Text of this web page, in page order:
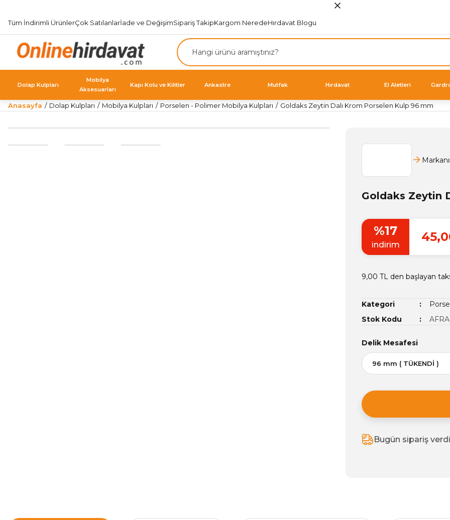
Tüm İndirimli ÜrünlerÇok Satılanlarİade ve DeğişimSipariş TakipKargom NeredeHırdavat Blogu
Dolap Kulpları
Mobilya
Aksesuarları
Kapı Kolu ve Kilitler Ankastre Mutfak Hırdavat El Aletleri
Anasayfa Dolap Kulpları Mobilya Kulpları Porselen - Polimer Mobilya Kulpları Goldaks Zeytin Dalı Krom Porselen Kulp 96 mm
Goldaks Zeytin
%17
indirim
9,00 TL den başlayan
Kategori
Stok Kodu
Delik Mesafesi
Bugün sipariş